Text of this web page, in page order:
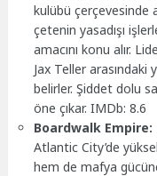
kulübü çerçevesinde
çetenin yasadışı
amacını konu alır.
Jax Teller
belirler. Şiddet dolu
öne çıkar. IMDb: 8.6
Boardwalk Empire:
Atlantic City’de
hem de mafya